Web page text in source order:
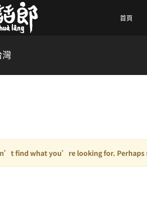
首頁
灣
find what you’re looking for. Perhaps